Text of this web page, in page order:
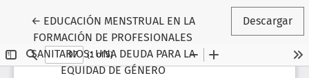
← Volver a los detalles del artículo
EDUCACIÓN MENSTRUAL EN LA
FORMACIÓN DE PROFESIONALES
SANITARIOS: UNA DEUDA PARA LA
EQUIDAD DE GÉNERO
Descargar